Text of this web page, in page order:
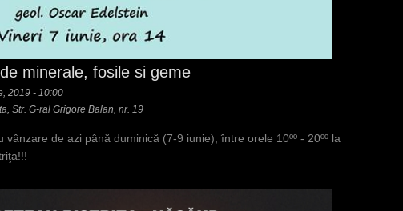
minerale, fosile si geme
2019 - 10:00
Str. G-ral Grigore Balan, nr. 19
vânzare de azi până duminică (7-9 iunie), între orele 10ºº - 20ºº la